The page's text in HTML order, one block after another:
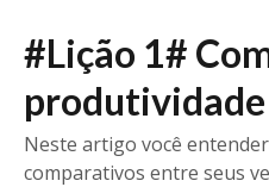
#Lição 1#
Neste artigo você
comparativos entre seus